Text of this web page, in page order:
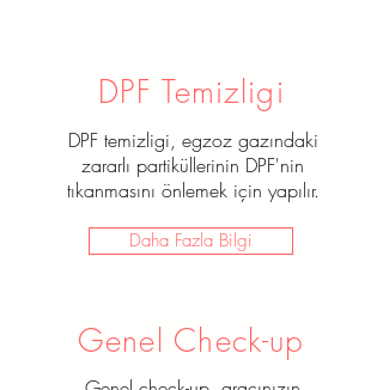
DPF Temizligi
DPF temizligi, egzoz gazındaki
zararlı partiküllerinin DPF'nin
tıkanmasını önlemek için yapılır.
Daha Fazla Bilgi
Genel Check-up